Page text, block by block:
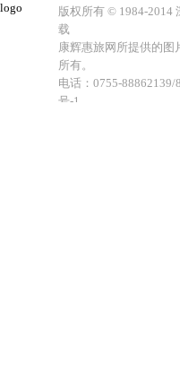
版权所有 © 1984-2014
载
康辉惠旅网所提供的图
所有。
电话：0755-
号-1